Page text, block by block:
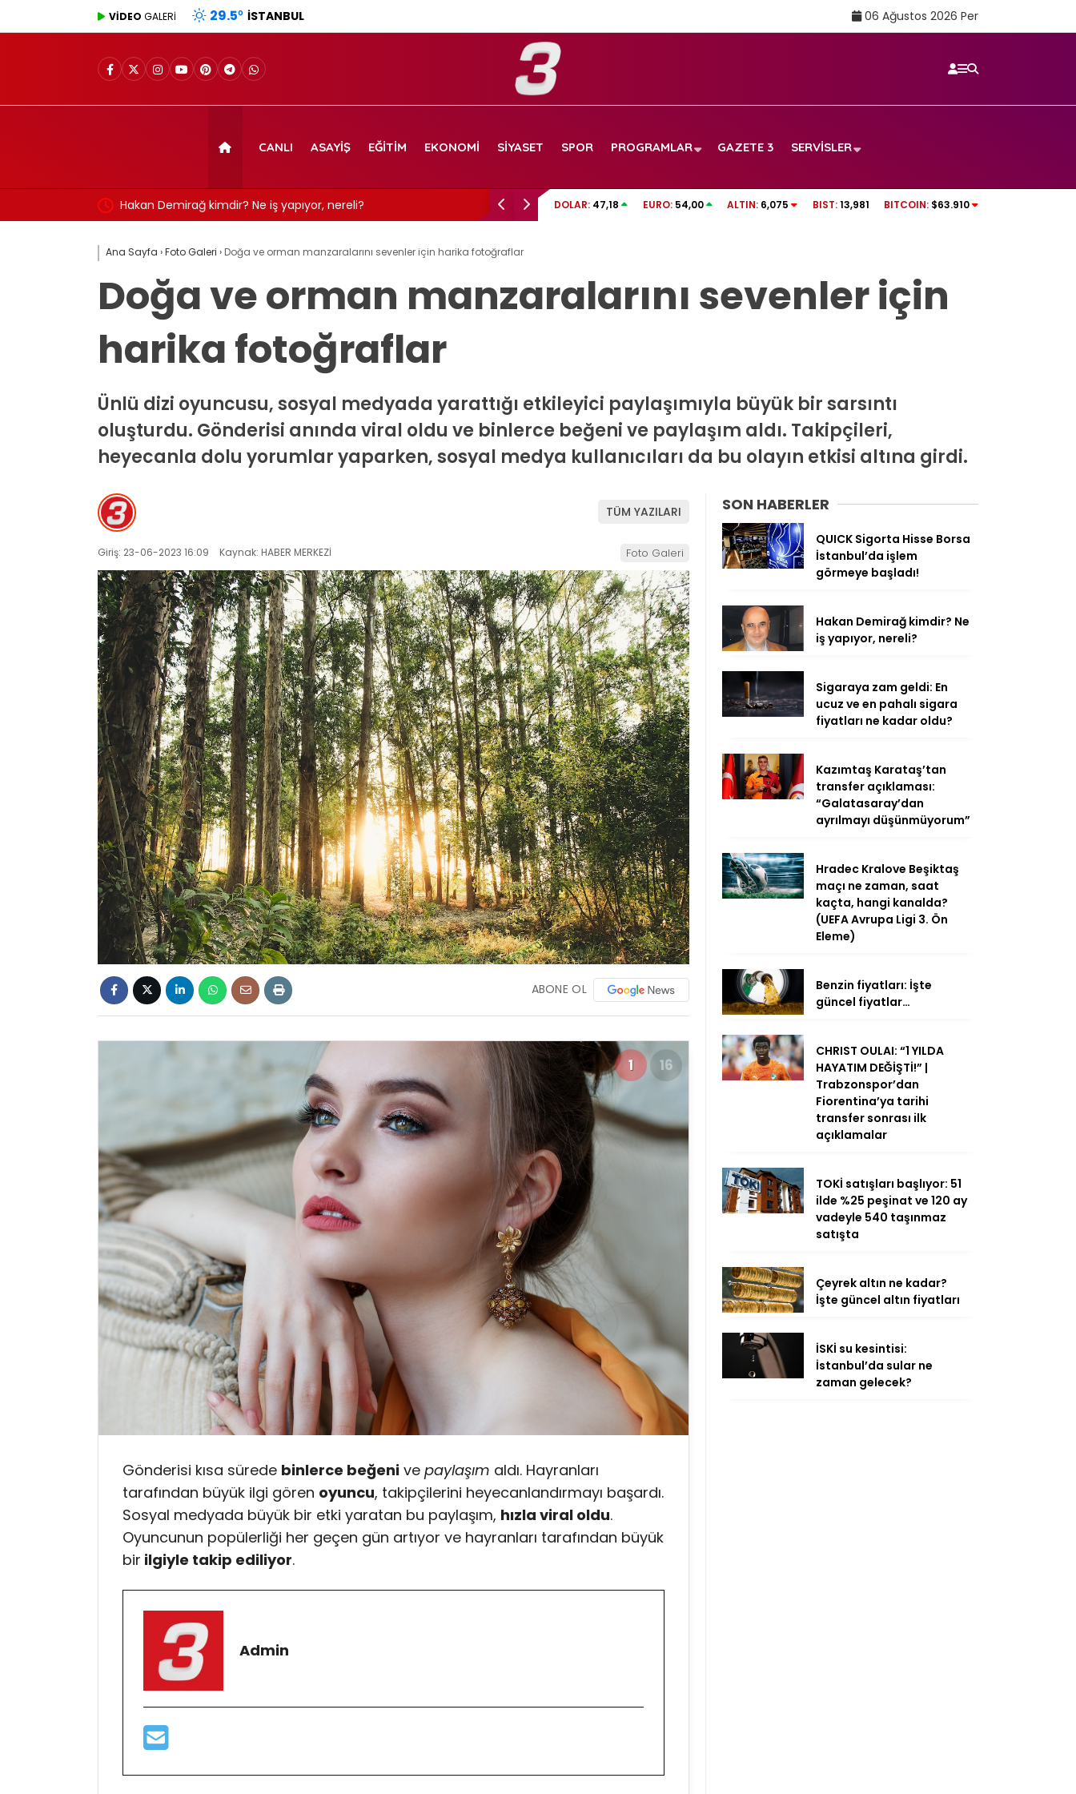
VİDEO GALERİ 29.5° İSTANBUL 06 Ağustos 2026 Per
CANLI ASAYIŞ EĞITIM EKONOMI SIYASET SPOR PROGRAMLAR GAZETE 3 SERVISLER
Hakan Demirağ kimdir? Ne iş yapıyor, nereli? QUICK Sigorta Hisse Borsa İstanbul’da işlem görmeye başladı! Hakan Demirağ kimdir? Ne iş yapıyor,
DOLAR: 47,18 EURO: 54,00 ALTIN: 6,075 BIST: 13,981 BITCOIN: $63.910
Ana Sayfa ›Foto Galeri › Doğa ve orman manzaralarını sevenler için harika fotoğraflar
Doğa ve orman manzaralarını sevenler için
harika fotoğraflar
Ünlü dizi oyuncusu, sosyal medyada yarattığı etkileyici paylaşımıyla büyük bir sarsıntı
oluşturdu. Gönderisi anında viral oldu ve binlerce beğeni ve paylaşım aldı. Takipçileri,
heyecanla dolu yorumlar yaparken, sosyal medya kullanıcıları da bu olayın etkisi altına girdi.
TÜM YAZILARI
Giriş: 23-06-2023 16:09 Kaynak: HABER MERKEZİ Foto Galeri
ABONE OL
1 16
Gönderisi kısa sürede binlerce beğeni ve paylaşım aldı. Hayranları
tarafından büyük ilgi gören oyuncu, takipçilerini heyecanlandırmayı başardı.
Sosyal medyada büyük bir etki yaratan bu paylaşım, hızla viral oldu.
Oyuncunun popülerliği her geçen gün artıyor ve hayranları tarafından büyük
bir ilgiyle takip ediliyor.
Admin
SON HABERLER
QUICK Sigorta Hisse Borsa
İstanbul’da işlem
görmeye başladı!
Hakan Demirağ kimdir? Ne
iş yapıyor, nereli?
Sigaraya zam geldi: En
ucuz ve en pahalı sigara
fiyatları ne kadar oldu?
Kazımtaş Karataş’tan
transfer açıklaması:
“Galatasaray’dan
ayrılmayı düşünmüyorum”
Hradec Kralove Beşiktaş
maçı ne zaman, saat
kaçta, hangi kanalda?
(UEFA Avrupa Ligi 3. Ön
Eleme)
Benzin fiyatları: İşte
güncel fiyatlar…
CHRIST OULAI: “1 YILDA
HAYATIM DEĞİŞTİ!” |
Trabzonspor’dan
Fiorentina’ya tarihi
transfer sonrası ilk
açıklamalar
TOKİ satışları başlıyor: 51
ilde %25 peşinat ve 120 ay
vadeyle 540 taşınmaz
satışta
Çeyrek altın ne kadar?
İşte güncel altın fiyatları
İSKİ su kesintisi:
İstanbul’da sular ne
zaman gelecek?